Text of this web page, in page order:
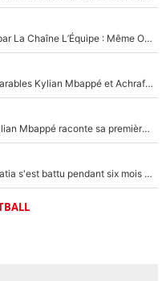
Un chroniqueur de L’Équipe du Soir viré par La Chaîne L’Équipe : Même Olivier Ménard n’avait pas pu empêcher son départ, «je l’ai appris sur Twitter, je l’ai vécu assez mal»
Loin du Real Madrid et du PSG, les inséparables Kylian Mbappé et Achraf Hakimi changent d'équipe le temps d'une journée !
«Je ne sais pas pourquoi j’ai dit ça...» : Kylian Mbappé raconte sa première rencontre avec Zinédine Zidane (et c’est très drôle)
Départ de Roberto De Zerbi - Medhi Benatia s'est battu pendant six mois pour le retenir à l'OM, le PSG a été le naufrage de trop : «Je pars avec toi»